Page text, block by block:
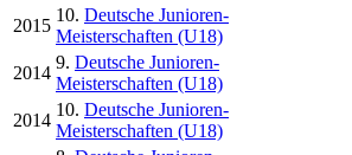
2015
10. Deutsche Junioren-
Meisterschaften (U18)
2014
9. Deutsche Junioren-
Meisterschaften (U18)
2014
10. Deutsche Junioren-
Meisterschaften (U18)